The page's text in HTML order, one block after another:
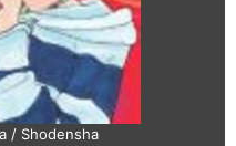
/ Shodensha